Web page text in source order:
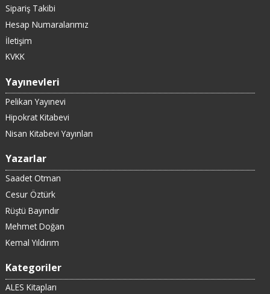
Sipariş Takibi
Hesap Numaralarımız
İletişim
KVKK
Yayınevleri
Pelikan Yayınevi
Hipokrat Kitabevi
Nisan Kitabevi Yayınları
Yazarlar
Saadet Otman
Cesur Öztürk
Rüştü Bayındır
Mehmet Doğan
Kemal Yıldırım
Kategoriler
ALES Kitapları